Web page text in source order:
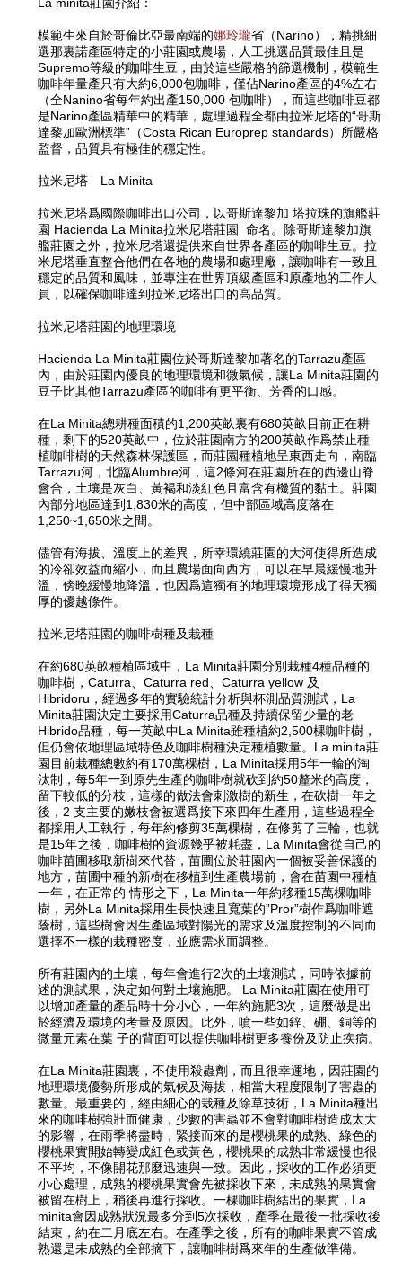
模範生來自於哥倫比亞最南端的娜玲瓏省（Narino），精挑細
選那裏諾產區特定的小莊園或農場，人工挑選品質最佳且是
Supremo等級的咖啡生豆，由於這些嚴格的篩選機制，模範生
咖啡年量產只有大約6,000包咖啡，僅佔Narino產區的4%左右
（全Nanino省每年約出產150,000 包咖啡），而這些咖啡豆都
是Narino產區精華中的精華，處理過程全都由拉米尼塔的“哥斯
達黎加歐洲標準”（Costa Rican Europrep standards）所嚴格
監督，品質具有極佳的穩定性。
拉米尼塔 La Minita
拉米尼塔爲國際咖啡出口公司，以哥斯達黎加 塔拉珠的旗艦莊
園 Hacienda La Minita拉米尼塔莊園 命名。除哥斯達黎加旗
艦莊園之外，拉米尼塔還提供來自世界各產區的咖啡生豆。拉
米尼塔垂直整合他們在各地的農場和處理廠，讓咖啡有一致且
穩定的品質和風味，並專注在世界頂級產區和原產地的工作人
員，以確保咖啡達到拉米尼塔出口的高品質。
拉米尼塔莊園的地理環境
Hacienda La Minita莊園位於哥斯達黎加著名的Tarrazu產區
內，由於莊園內優良的地理環境和微氣候，讓La Minita莊園的
豆子比其他Tarrazu產區的咖啡有更平衡、芳香的口感。
在La Minita總耕種面積的1,200英畝裏有680英畝目前正在耕
種，剩下的520英畝中，位於莊園南方的200英畝作爲禁止種
植咖啡樹的天然森林保護區，而莊園種植地呈東西走向，南臨
Tarrazu河，北臨Alumbre河，這2條河在莊園所在的西邊山脊
會合，土壤是灰白、黃褐和淡紅色且富含有機質的黏土。莊園
內部分地區達到1,830米的高度，但中部區域高度落在
1,250~1,650米之間。
儘管有海拔、溫度上的差異，所幸環繞莊園的大河使得所造成
的冷卻效益而縮小，而且農場面向西方，可以在早晨緩慢地升
溫，傍晚緩慢地降溫，也因爲這獨有的地理環境形成了得天獨
厚的優越條件。
拉米尼塔莊園的咖啡樹種及栽種
在約680英畝種植區域中，La Minita莊園分別栽種4種品種的
咖啡樹，Caturra、Caturra red、Caturra yellow 及
Hibridoru，經過多年的實驗統計分析與杯測品質測試，La
Minita莊園決定主要採用Caturra品種及持續保留少量的老
Hibrido品種，每一英畝中La Minita雖種植約2,500棵咖啡樹，
但仍會依地理區域特色及咖啡樹種決定種植數量。La minita莊
園目前栽種總數約有170萬棵樹，La Minita採用5年一輪的淘
汰制，每5年一到原先生產的咖啡樹就砍到約50釐米的高度，
留下較低的分枝，這樣的做法會刺激樹的新生，在砍樹一年之
後，2 支主要的嫩枝會被選爲接下來四年生產用，這些過程全
都採用人工執行，每年約修剪35萬棵樹，在修剪了三輪，也就
是15年之後，咖啡樹的資源幾乎被耗盡，La Minita會從自己的
咖啡苗圃移取新樹來代替，苗圃位於莊園內一個被妥善保護的
地方，苗圃中種的新樹在移植到生產農場前，會在苗園中種植
一年，在正常的 情形之下，La Minita一年約移種15萬棵咖啡
樹，另外La Minita採用生長快速且寬葉的”Pror”樹作爲咖啡遮
蔭樹，這些樹會因生產區域對陽光的需求及溫度控制的不同而
選擇不一樣的栽種密度，並應需求而調整。
所有莊園內的土壤，每年會進行2次的土壤測試，同時依據前
述的測試果，決定如何對土壤施肥。 La Minita莊園在使用可
以增加產量的產品時十分小心，一年約施肥3次，這麼做是出
於經濟及環境的考量及原因。此外，噴一些如鋅、硼、銅等的
微量元素在葉 子的背面可以提供咖啡樹更多養份及防止疾病。
在La Minita莊園裏，不使用殺蟲劑，而且很幸運地，因莊園的
地理環境優勢所形成的氣候及海拔，相當大程度限制了害蟲的
數量。最重要的，經由細心的栽種及除草技術，La Minita種出
來的咖啡樹強壯而健康，少數的害蟲並不會對咖啡樹造成太大
的影響，在雨季將盡時，緊接而來的是櫻桃果的成熟、綠色的
櫻桃果實開始轉變成紅色或黃色，櫻桃果的成熟非常緩慢也很
不平均，不像開花那麼迅速與一致。因此，採收的工作必須更
小心處理，成熟的櫻桃果實會先被採收下來，未成熟的果實會
被留在樹上，稍後再進行採收。一棵咖啡樹結出的果實，La
minita會因成熟狀況最多分到5次採收，產季在最後一批採收後
結束，約在二月底左右。在產季之後，所有的咖啡果實不管成
熟還是未成熟的全部摘下，讓咖啡樹爲來年的生產做準備。